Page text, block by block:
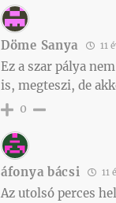
Döme Sanya 11
Ez a szar pálya
is, megteszi, de
0
áfonya bácsi 11
Az utolsó perces